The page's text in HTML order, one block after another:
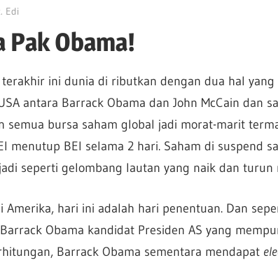
Edi
Pak Obama!
ini dunia di ributkan dengan dua hal yang
antara Barrack Obama dan John McCain dan
semua bursa saham global jadi morat-marit
menutup BEI selama 2 hari. Saham di suspend
seperti gelombang lautan yang naik dan turun
Amerika, hari ini adalah hari penentuan. Dan
Obama kandidat Presiden AS yang
Barrack Obama sementara mendapat